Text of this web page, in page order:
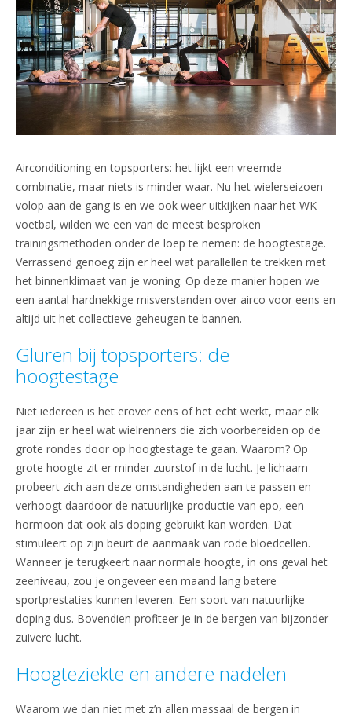
Airconditioning en topsporters: het lijkt een vreemde
combinatie, maar niets is minder waar. Nu het wielerseizoen
volop aan de gang is en we ook weer uitkijken naar het WK
voetbal, wilden we een van de meest besproken
trainingsmethoden onder de loep te nemen: de hoogtestage.
Verrassend genoeg zijn er heel wat parallellen te trekken met
het binnenklimaat van je woning. Op deze manier hopen we
een aantal hardnekkige misverstanden over airco voor eens en
altijd uit het collectieve geheugen te bannen.
Gluren bij topsporters: de
hoogtestage
Niet iedereen is het erover eens of het echt werkt, maar elk
jaar zijn er heel wat wielrenners die zich voorbereiden op de
grote rondes door op hoogtestage te gaan. Waarom? Op
grote hoogte zit er minder zuurstof in de lucht. Je lichaam
probeert zich aan deze omstandigheden aan te passen en
verhoogt daardoor de natuurlijke productie van epo, een
hormoon dat ook als doping gebruikt kan worden. Dat
stimuleert op zijn beurt de aanmaak van rode bloedcellen.
Wanneer je terugkeert naar normale hoogte, in ons geval het
zeeniveau, zou je ongeveer een maand lang betere
sportprestaties kunnen leveren. Een soort van natuurlijke
doping dus. Bovendien profiteer je in de bergen van bijzonder
zuivere lucht.
Hoogteziekte en andere nadelen
Waarom we dan niet met z’n allen massaal de bergen in